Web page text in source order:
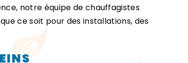
notre équipe de chauffagistes
ce soit pour des installations, des